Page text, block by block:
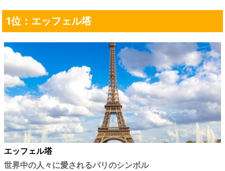
1位：エッフェル塔
エッフェル塔
世界中の人々に愛されるパリのシンボル